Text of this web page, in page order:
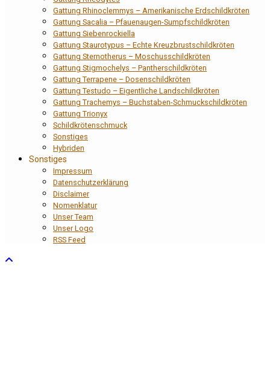
Gattung Rhinoclemmys – Amerikanische Erdschildkröten
Gattung Sacalia – Pfauenaugen-Sumpfschildkröten
Gattung Siebenrockiella
Gattung Staurotypus – Echte Kreuzbrustschildkröten
Gattung Sternotherus – Moschusschildkröten
Gattung Stigmochelys – Pantherschildkröten
Gattung Terrapene – Dosenschildkröten
Gattung Testudo – Eigentliche Landschildkröten
Gattung Trachemys – Buchstaben-Schmuckschildkröten
Gattung Trionyx
Schildkrötenschmuck
Sonstiges
Hybriden
Sonstiges
Impressum
Datenschutzerklärung
Disclaimer
Nomenklatur
Unser Team
Unser Logo
RSS Feed